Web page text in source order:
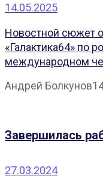
14.05.2025
Новостной сюжет
«Галактика64» по
международном
Андрей Болкунов
Завершилась
27.03.2024